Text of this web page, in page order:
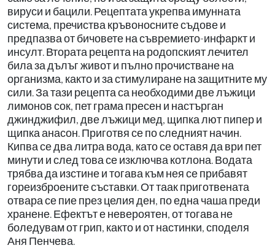
вируси и бацили. Рецептата укрепва имунната
система, пречиства кръвоносните съдове и
предпазва от бичовете на съвремието-инфаркт и
инсулт. Втората рецепта на родопският лечител
била за дълъг живот и пълно прочистване на
организма, както и за стимулиране на защитните му
сили. За тази рецепта са необходими две лъжици
лимонов сок, пет грама пресен и настърган
джинджифил, две лъжици мед, щипка лют пипер и
щипка анасон. Приготвя се по следният начин.
Кипва се два литра вода, като се оставя да ври пет
минути и след това се изключва котлона. Водата
трябва да изстине и тогава към нея се прибавят
гореизброените съставки. От таак приготвената
отвара се пие през целия ден, по една чаша преди
хранене. Ефектът е невероятен, от тогава не
боледувам от грип, както и от настинки, споделя
Аня Пенчева.